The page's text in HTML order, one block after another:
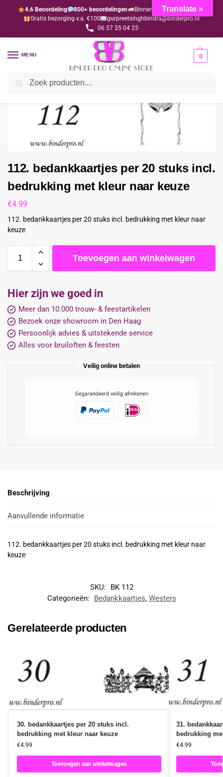
4.6 Beoordeling 800+ beoordelingen
Binnen 1-3 dagen geleverd
Gratis bezorging v.a. €100
gurpreetsinghbindra@binderpro.nl
06 57 35 04 25
MENU 0
Home Bedankjesafdeling
112. bedankkaartjes per 20 stuks incl.
bedrukking met kleur naar keuze
€4.99
112. bedankkaartjes per 20 stuks incl. bedrukking met kleur naar
keuze
Toevoegen aan winkelwagen
Hier zijn we goed in
Meer dan 10.000 trouw- & feestartikelen
Bezoek onze showroom in Den Haag
Persoonlijk advies & uitstekende service
Alles voor bruiloften & feesten
Veilig online betalen
Beschrijving
Aanvullende informatie
112. bedankkaartjes per 20 stuks incl. bedrukking met kleur naar
keuze
SKU:
BK 112
Categorieën:
Bedankkaartjes, Westers
Gerelateerde producten
30. bedankkaartjes per 20 stuks incl.
bedrukking met kleur naar keuze
€4.99
Toevoegen aan winkelwagen
31.
bedrukking
€4.99
Translate »